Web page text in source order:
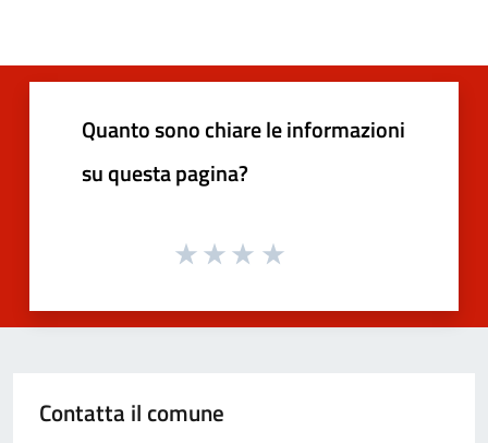
Quanto sono chiare le informazioni
su questa pagina?
Contatta il comune